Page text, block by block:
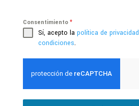
Consentimiento *
Sí, acepto la política de privacidad
condiciones.